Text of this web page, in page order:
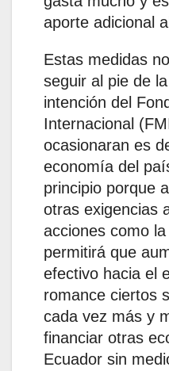
aporte adicional
Estas medidas
seguir al pie de
intención del
Internacional
ocasionaran es
economía del
principio porque
otras exigencias
acciones como
permitirá que
efectivo hacia el
romance ciertos
cada vez más y
financiar otras
Ecuador sin